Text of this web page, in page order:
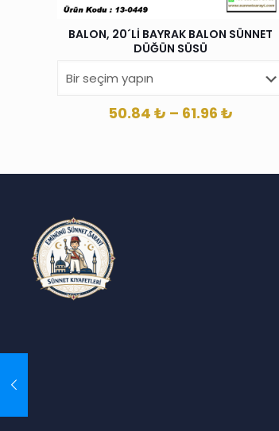
BALON, 20´Lİ BAYRAK BALON SÜNNET
DÜĞÜN SÜSÜ
50.84 ₺ – 61.96 ₺
-